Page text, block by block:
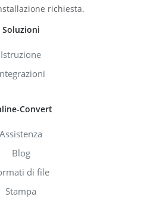
richiesta.
Soluzioni
Istruzione
Convert
Assistenza
Blog
di file
Stampa